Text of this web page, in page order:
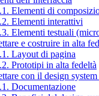
Elementi di
Elementi interattivi
Elementi testuali
e costruire in alta
Layout di pagina
Prototipi in alta fedeltà
con il design
Documentazione